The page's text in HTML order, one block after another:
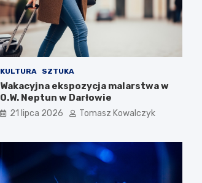
KULTURA SZTUKA
Wakacyjna ekspozycja malarstwa w
O.W. Neptun w Darłowie
21 lipca 2026 Tomasz Kowalczyk